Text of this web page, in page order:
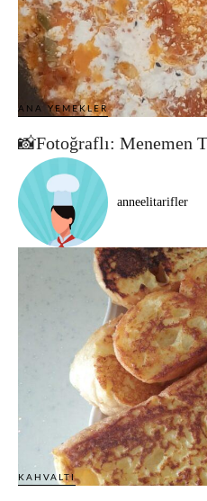
ANA YEMEKLER
📸Fotoğraflı: Menemen
anneelitarifler
KAHVALTI